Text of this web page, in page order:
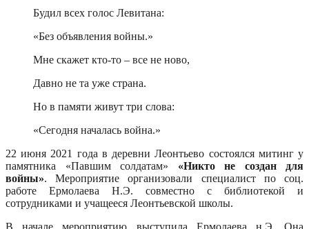
Будил всех голос Левитана:
«Без объявления войны.»
Мне скажет кто-то – все не ново,
Давно не та уже страна.
Но в памяти живут три слова:
«Сегодня началась война.»
22 июня 2021 года в деревни Леонтьево состоялся митинг у
памятника «Павшим солдатам» «Никто не создан для
войны». Мероприятие организовали специалист по соц.
работе Ермолаева Н.Э. совместно с библиотекой и
сотрудниками и учащееся Леонтьевской школы.
В начале мероприятию выступила Ермолаева н.Э. Она